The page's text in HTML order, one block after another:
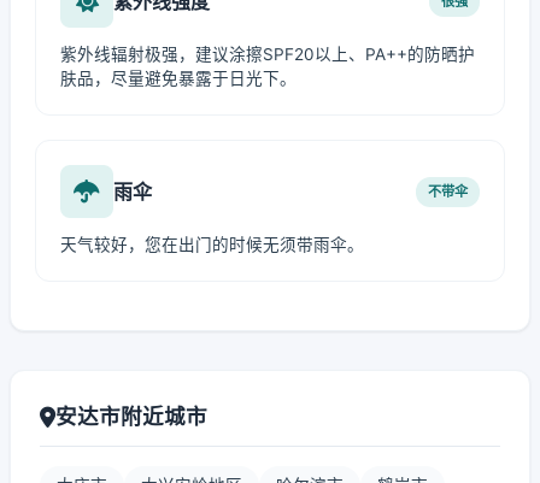
紫外线辐射极强，建议涂擦SPF20以上、PA++的防晒护
肤品，尽量避免暴露于日光下。
雨伞 不带伞
天气较好，您在出门的时候无须带雨伞。
安达市附近城市